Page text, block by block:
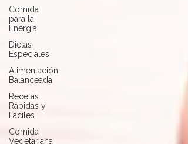
Comida
para la
Energía
Dietas
Especiales
Alimentación
Balanceada
Recetas
Rápidas y
Fáciles
Comida
Vegetariana